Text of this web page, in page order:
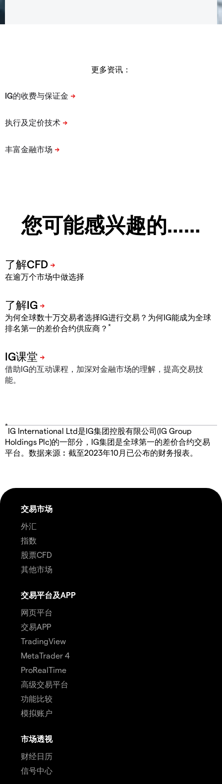
更多资讯：
您可能感兴趣的……
在逾万个市场中做选择
为何全球数十万交易者选择IG进行交易？为何IG能成为全球
排名第一的差价合约供应商？ *
借助IG的互动课程，加深对金融市场的理解，提高交易技
能。
*
IG International Ltd是IG集团控股有限公司(IG Group
Holdings Plc)的一部分，IG集团是全球第一的差价合约交易
平台。数据来源︰截至2023年10月已公布的财务报表。
交易市场
外汇
指数
股票CFD
其他市场
交易平台及APP
网页平台
交易APP
TradingView
MetaTrader 4
ProRealTime
高级交易平台
功能比较
模拟账户
市场透视
财经日历
信号中心